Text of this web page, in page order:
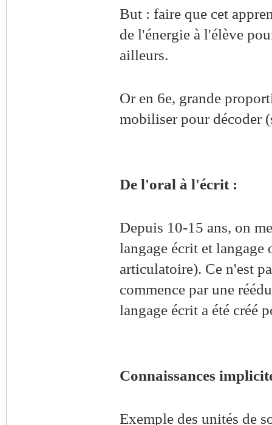
But : faire que cet
de l'énergie à l'élève
ailleurs.
Or en 6e, grande
mobiliser pour décoder
De l'oral à l'écrit :
Depuis 10-15 ans, on
langage écrit et langage
articulatoire). Ce n'est
commence par une
langage écrit a été créé
Connaissances
Exemple des unités de